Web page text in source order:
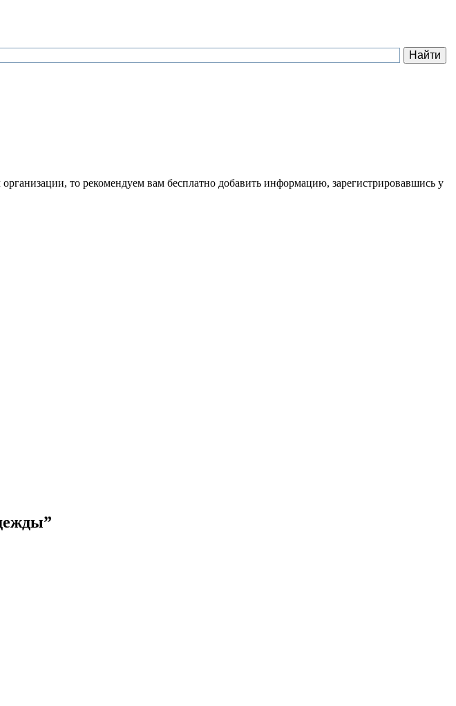
то рекомендуем вам бесплатно добавить информацию, зарегистрировавшись у